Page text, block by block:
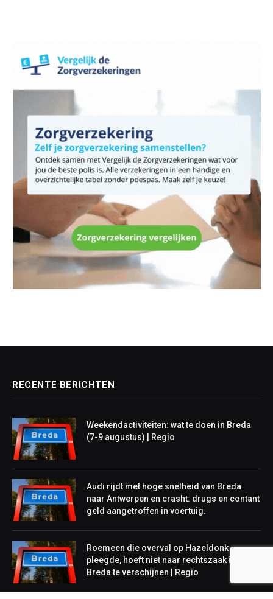
RECENTE BERICHTEN
Weekendactiviteiten: wat te doen in Breda
(7-9 augustus) | Regio
Audi rijdt met hoge snelheid van Breda
naar Antwerpen en crasht: drugs en contant
geld aangetroffen in voertuig.
Roemeen die overval op Hazeldonk
pleegde, hoeft niet naar rechtszaak in
Breda te verschijnen | Regio